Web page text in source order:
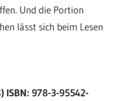
Und die Portion
lässt sich beim Lesen
ISBN: 978-3-95542-